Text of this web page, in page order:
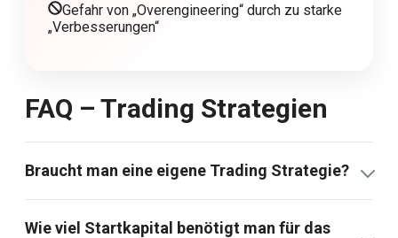
Gefahr von „Overengineering“ durch zu starke
„Verbesserungen“
FAQ – Trading Strategien
Braucht man eine eigene Trading Strategie?
Wie viel Startkapital benötigt man für das